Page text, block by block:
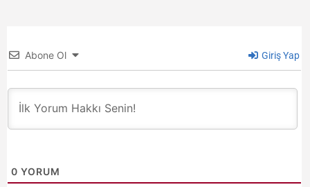
Abone Ol Giriş Yap
0 YORUM